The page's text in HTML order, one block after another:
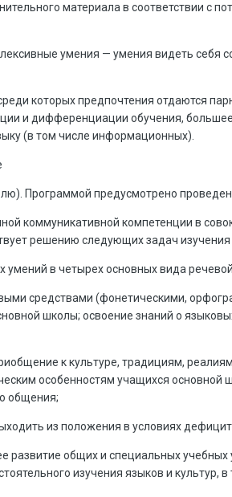
материала в соответствии с
умения — умения видеть себя
которых предпочтения отдаются
и дифференциации обучения,
(в том числе информационных).
Программой предусмотрено
коммуникативной компетенции в
решению следующих задач изучения
в четырех основных вида
средствами (фонетическими,
школы; освоение знаний о
к культуре, традициям,
особенностям учащихся
общения;
из положения в условиях
развитие общих и специальных
изучения языков и культур,